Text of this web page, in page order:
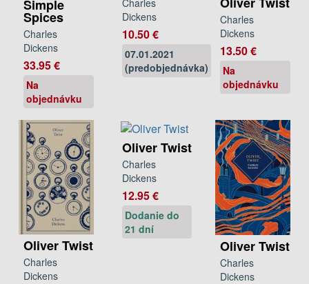
Simple
Spices
Charles
Dickens
33.95 €
Na
objednávku
Dickens
10.50 €
07.01.2021
(predobjednávka)
Charles
Dickens
13.50 €
Na
objednávku
Oliver Twist
Charles
Dickens
Oliver Twist
Charles
Dickens
12.95 €
Dodanie do
21 dní
Oliver Twist
Charles
Dickens